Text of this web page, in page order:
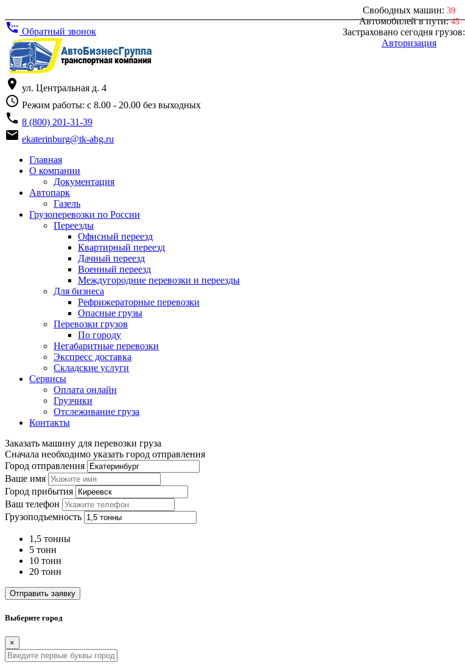
Свободных машин: 39
Автомобилей в пути:45
Застраховано сегодня грузов:
Авторизация
settings_phone Обратный звонок
place ул. Центральная д. 4
access_time Режим работы: с 8.00 - 20.00 без выходных
phone 8 (800) 201-31-39
email ekaterinburg@tk-abg.ru
Главная
О компании
Документация
Автопарк
Газель
Грузоперевозки по России
Переезды
Офисный переезд
Квартирный переезд
Дачный переезд
Военный переезд
Междугородние перевозки и переезды
Для бизнеса
Рефрижераторные перевозки
Опасные грузы
Перевозки грузов
По городу
Негабаритные перевозки
Экспресс доставка
Складские услуги
Сервисы
Оплата онлайн
Грузчики
Отслеживание груза
Контакты
Заказать машину для перевозки груза
Сначала необходимо указать город отправления
Город отправления
Ваше имя
Город прибытия
Ваш телефон
Грузоподъемность
1,5 тонны
5 тонн
10 тонн
20 тонн
Отправить заявку
Выберите город
×